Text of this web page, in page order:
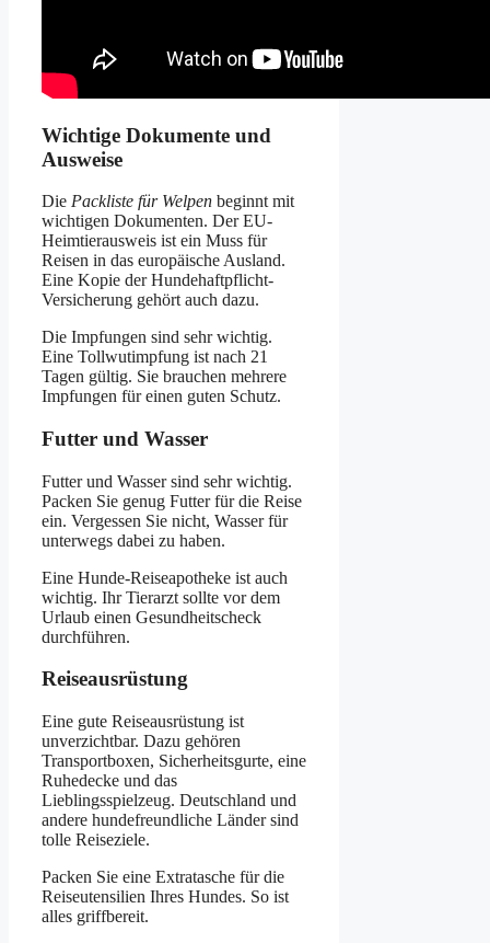
Wichtige Dokumente und
Ausweise
Die Packliste für Welpen beginnt mit
wichtigen Dokumenten. Der EU-
Heimtierausweis ist ein Muss für
Reisen in das europäische Ausland.
Eine Kopie der Hundehaftpflicht-
Versicherung gehört auch dazu.
Die Impfungen sind sehr wichtig.
Eine Tollwutimpfung ist nach 21
Tagen gültig. Sie brauchen mehrere
Impfungen für einen guten Schutz.
Futter und Wasser
Futter und Wasser sind sehr wichtig.
Packen Sie genug Futter für die Reise
ein. Vergessen Sie nicht, Wasser für
unterwegs dabei zu haben.
Eine Hunde-Reiseapotheke ist auch
wichtig. Ihr Tierarzt sollte vor dem
Urlaub einen Gesundheitscheck
durchführen.
Reiseausrüstung
Eine gute Reiseausrüstung ist
unverzichtbar. Dazu gehören
Transportboxen, Sicherheitsgurte, eine
Ruhedecke und das
Lieblingsspielzeug. Deutschland und
andere hundefreundliche Länder sind
tolle Reiseziele.
Packen Sie eine Extratasche für die
Reiseutensilien Ihres Hundes. So ist
alles griffbereit.